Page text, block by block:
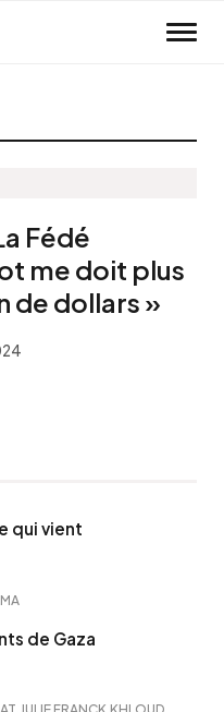
Fédé
me doit plus
de dollars »
qui vient
de Gaza